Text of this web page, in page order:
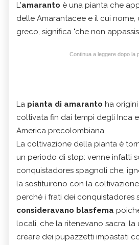
L'amaranto è una pianta che
delle Amarantacee e il cui nome,
greco, significa "che non
Continua a leggere dopo la
La pianta di amaranto ha
coltivata fin dai tempi degli Inca
America precolombiana.
La coltivazione della pianta è
un periodo di stop: venne infatti
conquistadores spagnoli che,
la sostituirono con la
perché i frati dei conquistadores
consideravano blasfema
locali, che la ritenevano sacra, la
creare dei pupazzetti impastati